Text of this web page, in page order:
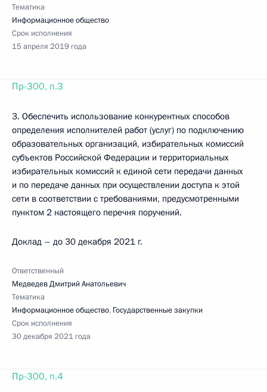
Тематика
Информационное общество
Срок исполнения
15 апреля 2019 года
Пр-300, п.3
3. Обеспечить использование конкурентных способов
определения исполнителей работ (услуг) по подключению
образовательных организаций, избирательных комиссий
субъектов Российской Федерации и территориальных
избирательных комиссий к единой сети передачи данных
и по передаче данных при осуществлении доступа к этой
сети в соответствии с требованиями, предусмотренными
пунктом 2 настоящего перечня поручений.
Доклад – до 30 декабря 2021 г.
Ответственный
Медведев Дмитрий Анатольевич
Тематика
Информационное общество, Государственные закупки
Срок исполнения
30 декабря 2021 года
Пр-300, п.4